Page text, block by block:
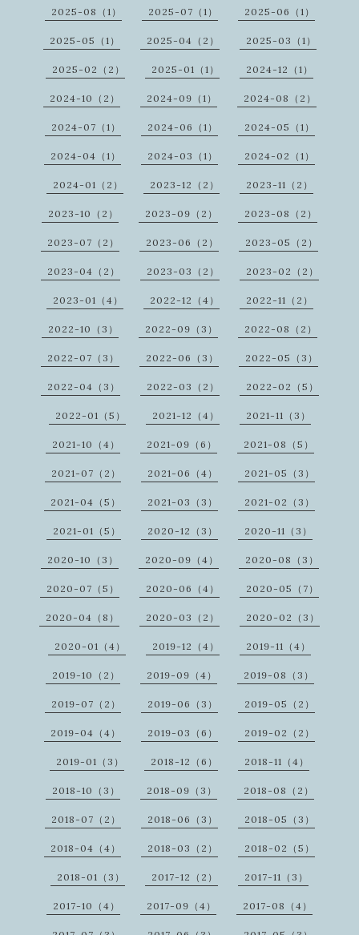
2025-08（1） 2025-07（1） 2025-06（1）
2025-05（1） 2025-04（2） 2025-03（1）
2025-02（2） 2025-01（1） 2024-12（1）
2024-10（2） 2024-09（1） 2024-08（2）
2024-07（1） 2024-06（1） 2024-05（1）
2024-04（1） 2024-03（1） 2024-02（1）
2024-01（2） 2023-12（2） 2023-11（2）
2023-10（2） 2023-09（2） 2023-08（2）
2023-07（2） 2023-06（2） 2023-05（2）
2023-04（2） 2023-03（2） 2023-02（2）
2023-01（4） 2022-12（4） 2022-11（2）
2022-10（3） 2022-09（3） 2022-08（2）
2022-07（3） 2022-06（3） 2022-05（3）
2022-04（3） 2022-03（2） 2022-02（5）
2022-01（5） 2021-12（4） 2021-11（3）
2021-10（4） 2021-09（6） 2021-08（5）
2021-07（2） 2021-06（4） 2021-05（3）
2021-04（5） 2021-03（3） 2021-02（3）
2021-01（5） 2020-12（3） 2020-11（3）
2020-10（3） 2020-09（4） 2020-08（3）
2020-07（5） 2020-06（4） 2020-05（7）
2020-04（8） 2020-03（2） 2020-02（3）
2020-01（4） 2019-12（4） 2019-11（4）
2019-10（2） 2019-09（4） 2019-08（3）
2019-07（2） 2019-06（3） 2019-05（2）
2019-04（4） 2019-03（6） 2019-02（2）
2019-01（3） 2018-12（6） 2018-11（4）
2018-10（3） 2018-09（3） 2018-08（2）
2018-07（2） 2018-06（3） 2018-05（3）
2018-04（4） 2018-03（2） 2018-02（5）
2018-01（3） 2017-12（2） 2017-11（3）
2017-10（4） 2017-09（4） 2017-08（4）